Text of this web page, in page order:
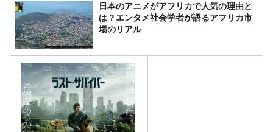
日本のアニメがアフリカで人気の理由と
は？エンタメ社会学者が語るアフリカ市
場のリアル